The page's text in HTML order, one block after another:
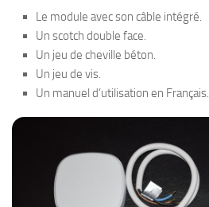
Le module avec son câble intégré.
Un scotch double face.
Un jeu de cheville béton.
Un jeu de vis.
Un manuel d’utilisation en Français.